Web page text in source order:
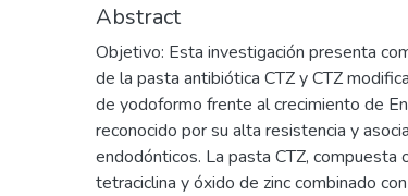
Abstract
Objetivo: Esta investigación presenta
de la pasta antibiótica CTZ y CTZ
de yodoformo frente al crecimiento de
reconocido por su alta resistencia y
endodónticos. La pasta CTZ, compuesta
tetraciclina y óxido de zinc combinado